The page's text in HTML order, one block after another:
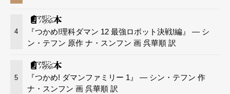
4
『つかめ!理科ダマン 12 最強ロボット決戦!編』 — シ
ン・テフン 原作 ナ・スンフン 画 呉華順 訳
5
『つかめ! ダマンファミリー 1』 — シン・テフン 作
ナ・スンフン 画 呉華順 訳